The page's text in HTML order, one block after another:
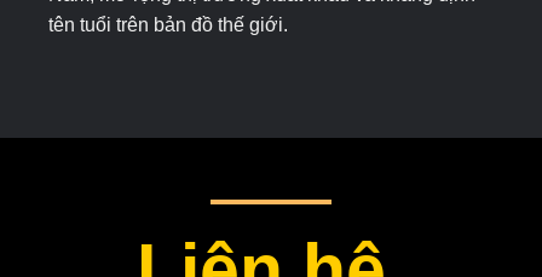
tên tuổi trên bản đồ thế giới.